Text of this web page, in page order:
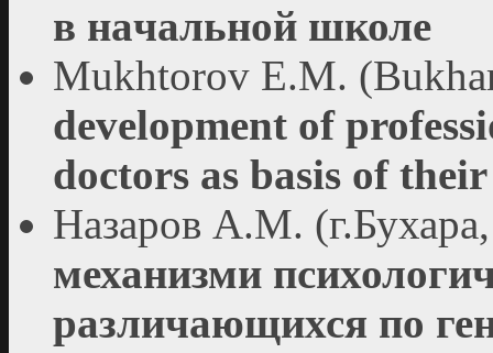
в нaчaльной школe
Mukhtorov E.M.
development of
doctors as basis of
Назаров А.М.
механизми
различающихся по